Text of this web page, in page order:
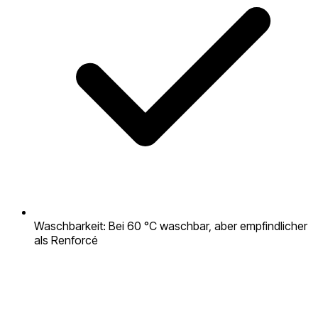
Waschbarkeit: Bei 60 °C waschbar, aber empfindlicher
als Renforcé